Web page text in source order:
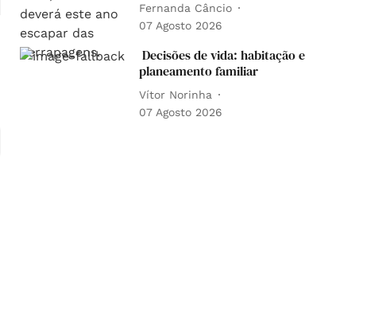
Fernanda Câncio
07 Agosto 2026
Decisões de vida: habitação e
planeamento familiar
Vítor Norinha
07 Agosto 2026